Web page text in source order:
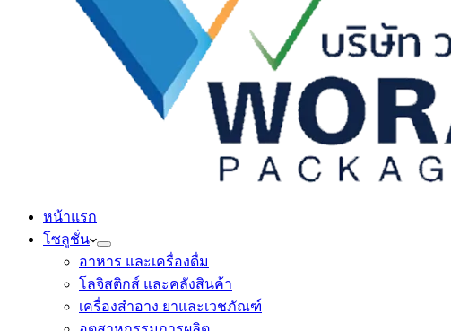
หน้าแรก
โซลูชั่น
อาหาร และเครื่องดื่ม
โลจิสติกส์ และคลังสินค้า
เครื่องสำอาง ยาและเวชภัณฑ์